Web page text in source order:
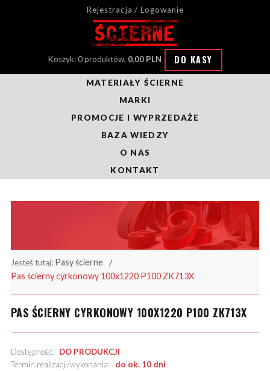
Rejestracja / Logowanie
Koszyk: 0 produktów, 0,00 PLN DO KASY
MATERIAŁY ŚCIERNE
MARKI
PROMOCJE I WYPRZEDAŻE
BAZA WIEDZY
O NAS
KONTAKT
Jesteś tutaj: Pasy ścierne
Pas ścierny cyrkonowy 100x1220 P100 ZK713X
PAS ŚCIERNY CYRKONOWY 100X1220 P100 ZK713X
Dostępność: DO PRODUKCJI
Termin realizacji/wykonania: do ok. 10 dni